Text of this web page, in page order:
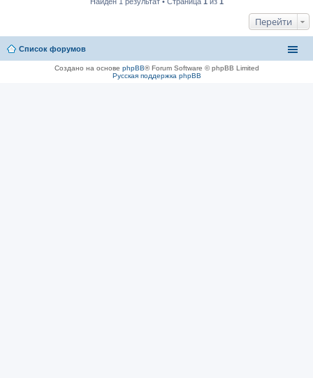
Перейти
Список форумов
Создано на основе phpBB® Forum Software © phpBB Limited
Русская поддержка phpBB